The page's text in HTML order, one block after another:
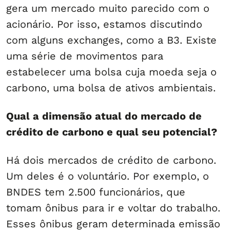
gera um mercado muito parecido com o
acionário. Por isso, estamos discutindo
com alguns exchanges, como a B3. Existe
uma série de movimentos para
estabelecer uma bolsa cuja moeda seja o
carbono, uma bolsa de ativos ambientais.
Qual a dimensão atual do mercado de
crédito de carbono e qual seu potencial?
Há dois mercados de crédito de carbono.
Um deles é o voluntário. Por exemplo, o
BNDES tem 2.500 funcionários, que
tomam ônibus para ir e voltar do trabalho.
Esses ônibus geram determinada emissão